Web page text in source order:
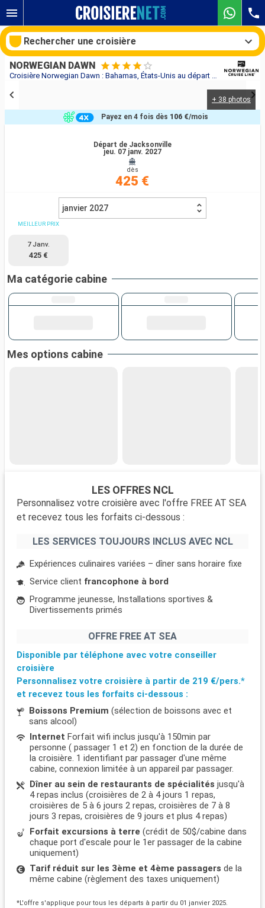
Croisière Norwegian Dawn : Bahamas, États-Unis au départ de Jacksonville
NORWEGIAN DAWN
+ 38 photos
Départ de Jacksonville
jeu. 07 janv. 2027
dès
425 €
Payez en 4 fois dès 106 €/mois
janvier 2027
MEILLEUR PRIX
7 Janv.
425 €
Ma catégorie cabine
Mes options cabine
LES OFFRES NCL
Personnalisez votre croisière avec l'offre FREE AT SEA
et recevez tous les forfaits ci-dessous :
LES SERVICES TOUJOURS INCLUS AVEC NCL
Expériences culinaires variées – dîner sans horaire fixe
Service client francophone à bord
Programme jeunesse, Installations sportives &
Divertissements primés
OFFRE FREE AT SEA
Disponible par téléphone avec votre conseiller
croisière
Personnalisez votre croisière à partir de 219 €/pers.*
et recevez tous les forfaits ci-dessous :
Boissons Premium (sélection de boissons avec et
sans alcool)
Internet Forfait wifi inclus jusqu'à 150min par
personne ( passager 1 et 2) en fonction de la durée de
la croisière. 1 identifiant par passager d'une même
cabine, connexion limitée à un appareil par passager.
Dîner au sein de restaurants de spécialités jusqu'à
4 repas inclus (croisières de 2 à 4 jours 1 repas,
croisières de 5 à 6 jours 2 repas, croisières de 7 à 8
jours 3 repas, croisières de 9 jours et plus 4 repas)
Forfait excursions à terre (crédit de 50$/cabine dans
chaque port d'escale pour le 1er passager de la cabine
uniquement)
Tarif réduit sur les 3ème et 4ème passagers de la
même cabine (règlement des taxes uniquement)
*L'offre s'applique pour tous les départs à partir du 01 janvier 2025.
Rechercher une croisière
Rechercher